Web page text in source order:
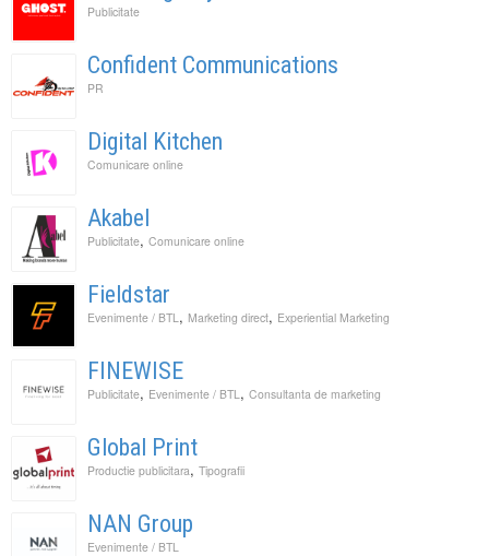
Publicitate
Confident Communications
PR
Digital Kitchen
Comunicare online
Akabel
Publicitate, Comunicare online
Fieldstar
Evenimente / BTL , Marketing direct, Experiential Marketing
FINEWISE
Publicitate, Evenimente / BTL , Consultanta de marketing
Global Print
Productie publicitara, Tipografii
NAN Group
Evenimente / BTL